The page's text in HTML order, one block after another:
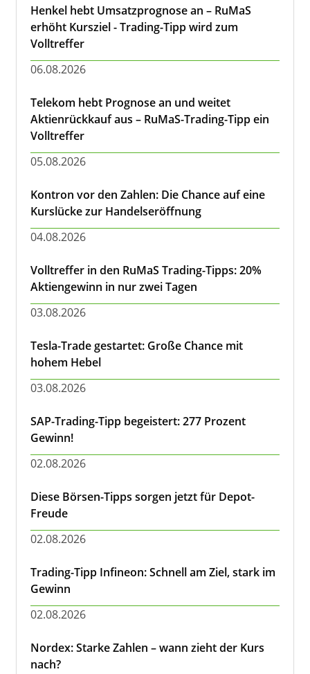
Henkel hebt Umsatzprognose an – RuMaS
erhöht Kursziel - Trading-Tipp wird zum
Volltreffer
06.08.2026
Telekom hebt Prognose an und weitet
Aktienrückkauf aus – RuMaS-Trading-Tipp ein
Volltreffer
05.08.2026
Kontron vor den Zahlen: Die Chance auf eine
Kurslücke zur Handelseröffnung
04.08.2026
Volltreffer in den RuMaS Trading-Tipps: 20%
Aktiengewinn in nur zwei Tagen
03.08.2026
Tesla-Trade gestartet: Große Chance mit
hohem Hebel
03.08.2026
SAP-Trading-Tipp begeistert: 277 Prozent
Gewinn!
02.08.2026
Diese Börsen-Tipps sorgen jetzt für Depot-
Freude
02.08.2026
Trading-Tipp Infineon: Schnell am Ziel, stark im
Gewinn
02.08.2026
Nordex: Starke Zahlen – wann zieht der Kurs
nach?